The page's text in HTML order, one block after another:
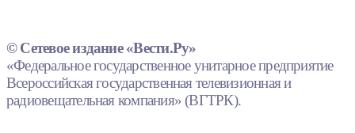
© Сетевое издание «Вести.Ру»
«Федеральное государственное унитарное предприятие
Всероссийская государственная телевизионная и
радиовещательная компания» (ВГТРК).